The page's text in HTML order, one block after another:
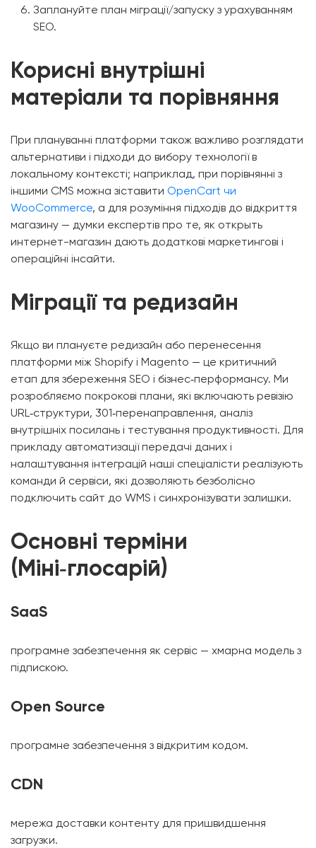
Заплануйте план міграції/запуску з урахуванням
SEO.
Корисні внутрішні
матеріали та порівняння
При плануванні платформи також важливо розглядати
альтернативи і підходи до вибору технології в
локальному контексті; наприклад, при порівнянні з
іншими CMS можна зіставити OpenCart чи
WooCommerce, а для розуміння підходів до відкриття
магазину — думки експертів про те, як открыть
интернет-магазин дають додаткові маркетингові і
операційні інсайти.
Міграції та редизайн
Якщо ви плануєте редизайн або перенесення
платформи між Shopify і Magento — це критичний
етап для збереження SEO і бізнес‑перформансу. Ми
розробляємо покрокові плани, які включають ревізію
URL‑структури, 301‑перенаправлення, аналіз
внутрішніх посилань і тестування продуктивності. Для
прикладу автоматизації передачі даних і
налаштування інтеграцій наші спеціалісти реалізують
команди й сервіси, які дозволяють безболісно
подключить сайт до WMS і синхронізувати залишки.
Основні терміни
(Міні‑глосарій)
SaaS
програмне забезпечення як сервіс — хмарна модель з
підпискою.
Open Source
програмне забезпечення з відкритим кодом.
CDN
мережа доставки контенту для пришвидшення
загрузки.